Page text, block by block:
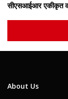
सीएसआईआर एकीकृत
About Us